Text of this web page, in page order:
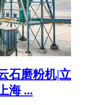
石磨粉机|立
海 ...